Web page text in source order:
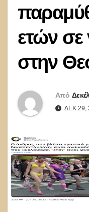
ετών σε
στην
Από
ΔΕΚ 29,